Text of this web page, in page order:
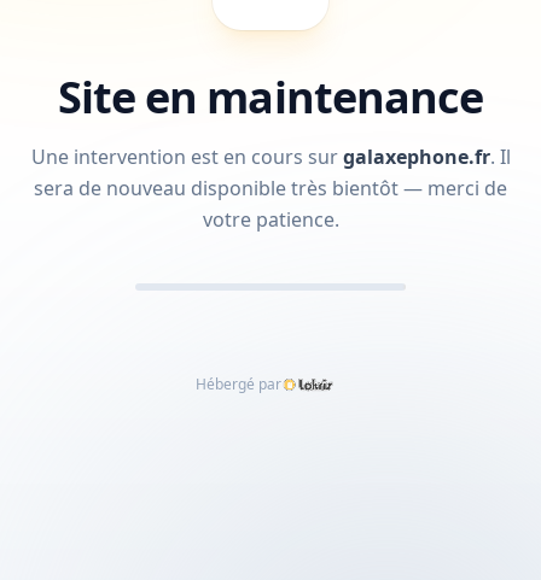
Site en maintenance
Une intervention est en cours surgalaxephone.fr. Il
sera de nouveau disponible très bientôt — merci de
votre patience.
Hébergé par